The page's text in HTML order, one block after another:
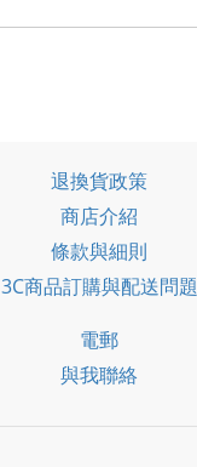
退換貨政策
商店介紹
條款與細則
3C商品訂購與配送問題
電郵
與我聯絡